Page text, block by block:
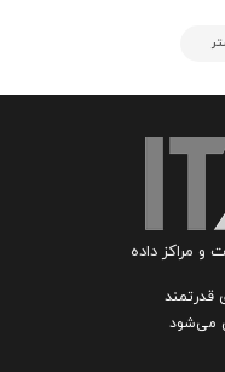
و مراکز داده
قدرتمند
می‌شود